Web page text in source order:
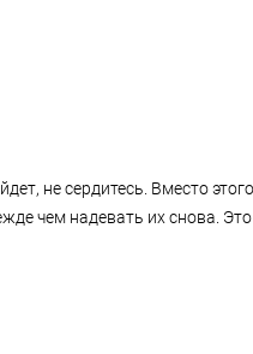
не сердитесь. Вместо
чем надевать их снова.